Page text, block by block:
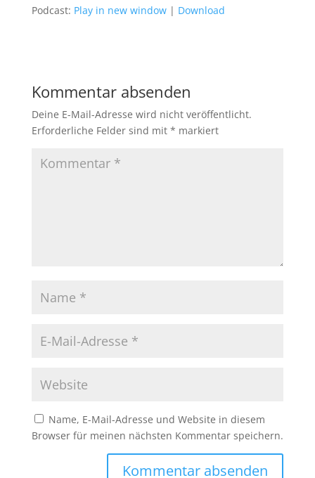
Podcast: Play in new window| Download
Kommentar absenden
Deine E-Mail-Adresse wird nicht veröffentlicht.
Erforderliche Felder sind mit * markiert
Name, E-Mail-Adresse und Website in diesem
Browser für meinen nächsten Kommentar speichern.